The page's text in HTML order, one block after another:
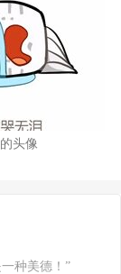
头像
种美德！”